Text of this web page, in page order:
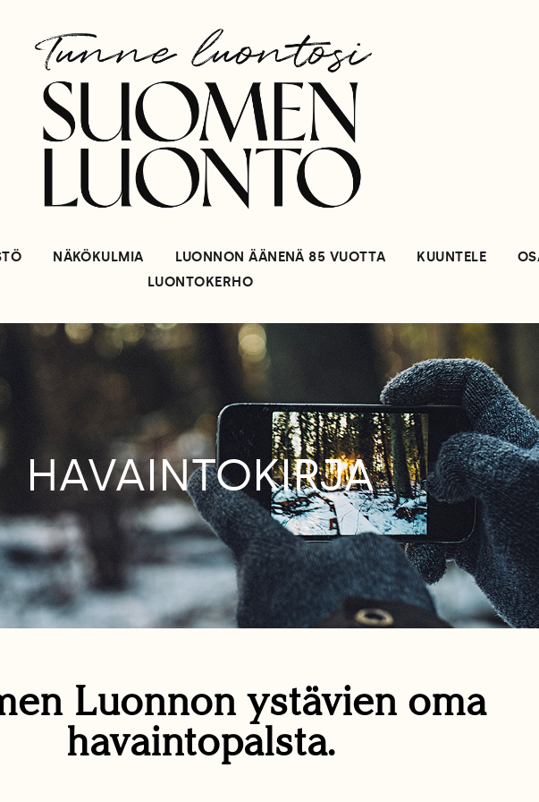
NÄKÖKULMIA LUONNON ÄÄNENÄ 85 VUOTTA KUUNTELE
LUONTOKERHO
HAVAINTOKIRJA
Luonnon ystävien oma
havaintopalsta.